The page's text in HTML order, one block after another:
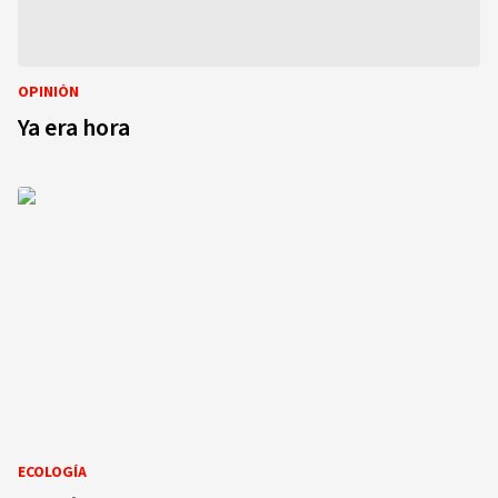
OPINIÓN
Ya era hora
ECOLOGÍA